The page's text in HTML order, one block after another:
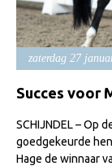
Import
I&R
Formulier
Animal
zaterdag 27
Succes voor
SCHIJNDEL – Op
goedgekeurde
Hage de winnaar